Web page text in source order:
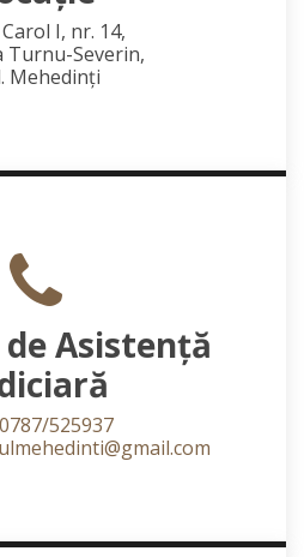
I, nr. 14,
Turnu-Severin,
Mehedinţi
Asistență
0787/525937